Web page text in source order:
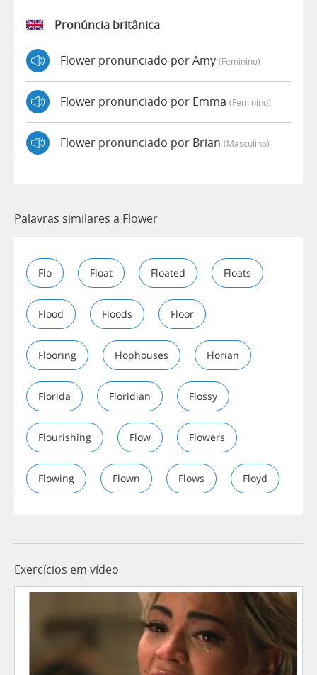
Pronúncia britânica
Flower pronunciado por Amy (feminino)
Flower pronunciado por Emma (feminino)
Flower pronunciado por Brian (masculino)
Palavras similares a Flower
Flo Float Floated Floats
Flood Floods Floor
Flooring Flophouses Florian
Florida Floridian Flossy
Flourishing Flow Flowers
Flowing Flown Flows Floyd
Exercícios em vídeo